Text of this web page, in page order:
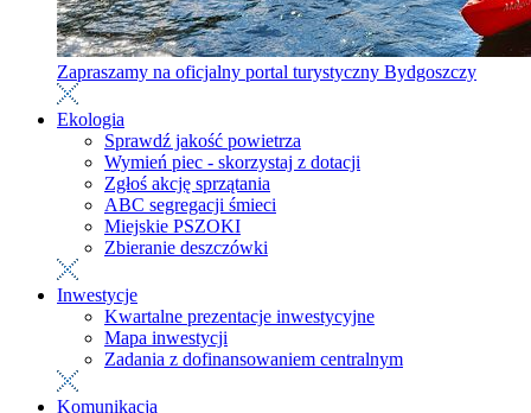
Zapraszamy na oficjalny portal turystyczny Bydgoszczy
Ekologia
Sprawdź jakość powietrza
Wymień piec - skorzystaj z dotacji
Zgłoś akcję sprzątania
ABC segregacji śmieci
Miejskie PSZOKI
Zbieranie deszczówki
Inwestycje
Kwartalne prezentacje inwestycyjne
Mapa inwestycji
Zadania z dofinansowaniem centralnym
Komunikacja